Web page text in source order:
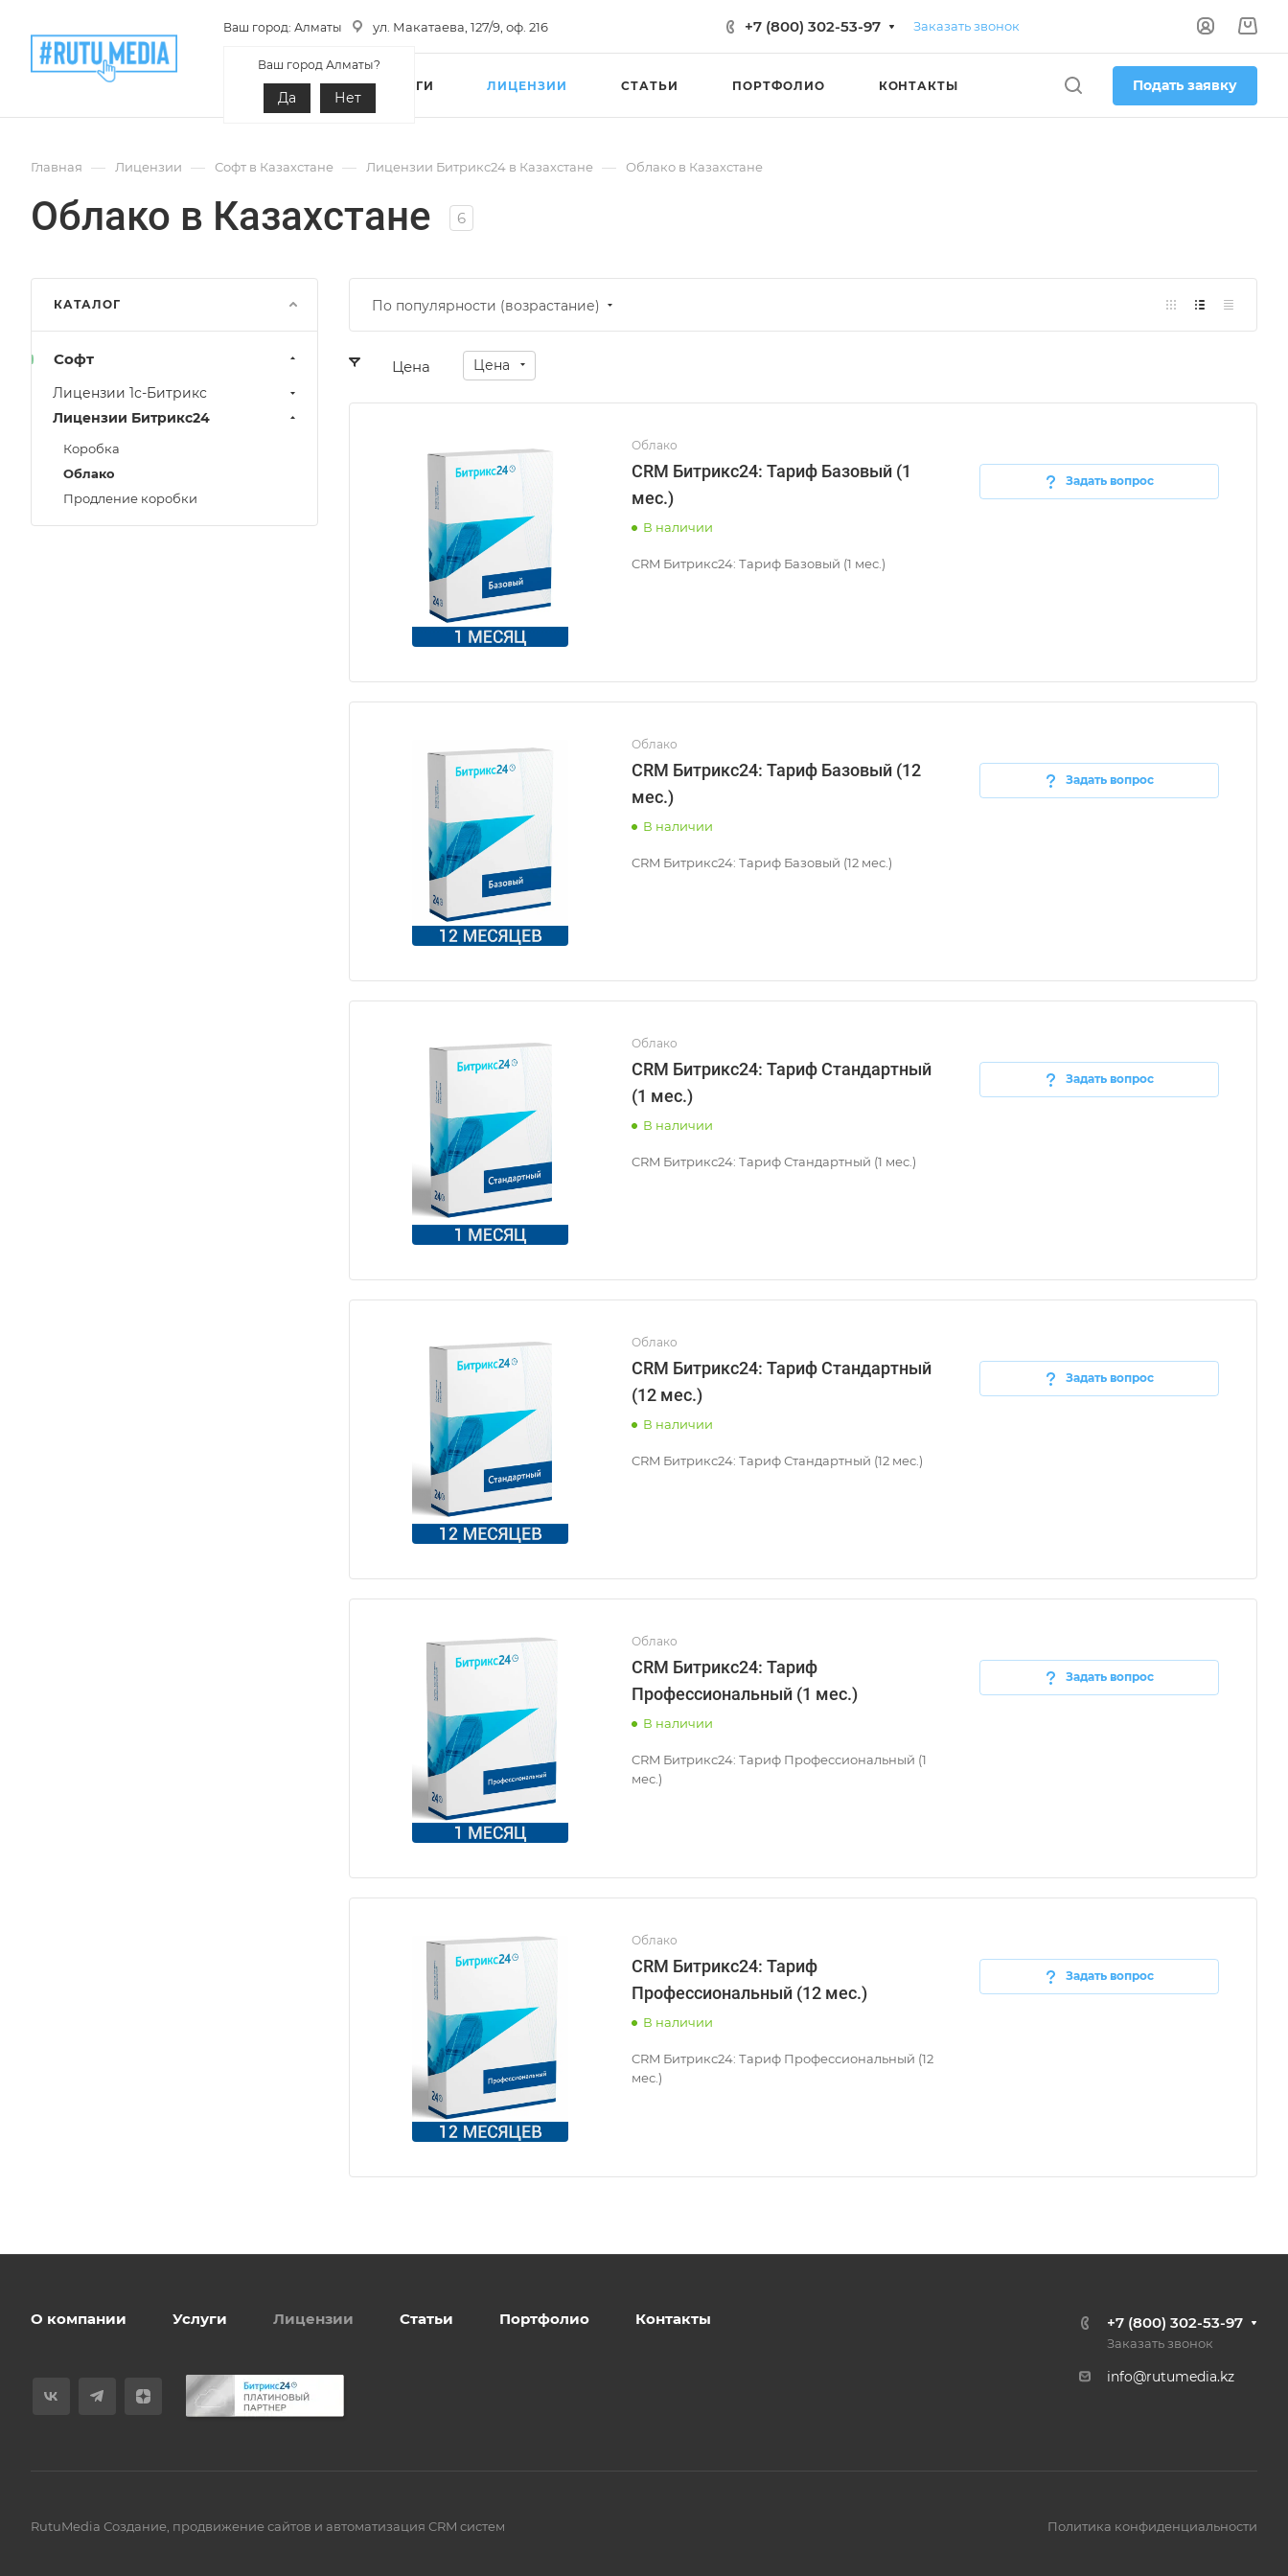
Ваш город: Алматы
Ваш город Алматы?
Да Нет
ул. Макатаева, 127/9, оф. 216 +7 (800) 302-53-97 Заказать звонок
О КОМПАНИИ УСЛУГИ ЛИЦЕНЗИИ СТАТЬИ ПОРТФОЛИО КОНТАКТЫ Подать заявку
Главная — Лицензии — Софт в Казахстане — Лицензии Битрикс24 в Казахстане — Облако в Казахстане
Облако в Казахстане 6
По популярности (возрастание)
Цена Цена
Облако
CRM Битрикс24: Тариф Базовый (1
мес.)
В наличии
CRM Битрикс24: Тариф Базовый (1 мес.)
Задать вопрос
Облако
CRM Битрикс24: Тариф Базовый (12
мес.)
В наличии
CRM Битрикс24: Тариф Базовый (12 мес.)
Задать вопрос
Облако
CRM Битрикс24: Тариф Стандартный
(1 мес.)
В наличии
CRM Битрикс24: Тариф Стандартный (1 мес.)
Задать вопрос
Облако
CRM Битрикс24: Тариф Стандартный
(12 мес.)
В наличии
CRM Битрикс24: Тариф Стандартный (12 мес.)
Задать вопрос
Облако
CRM Битрикс24: Тариф
Профессиональный (1 мес.)
В наличии
CRM Битрикс24: Тариф Профессиональный (1
мес.)
Задать вопрос
Облако
CRM Битрикс24: Тариф
Профессиональный (12 мес.)
В наличии
CRM Битрикс24: Тариф Профессиональный (12
мес.)
Задать вопрос
КАТАЛОГ
Софт
Лицензии 1с-Битрикс
Лицензии Битрикс24
Коробка
Облако
Продление коробки
О компании Услуги Лицензии Статьи Портфолио Контакты +7 (800) 302-53-97
Заказать звонок
info@rutumedia.kz
RutuMedia Создание, продвижение сайтов и автоматизация CRM систем Политика конфиденциальности